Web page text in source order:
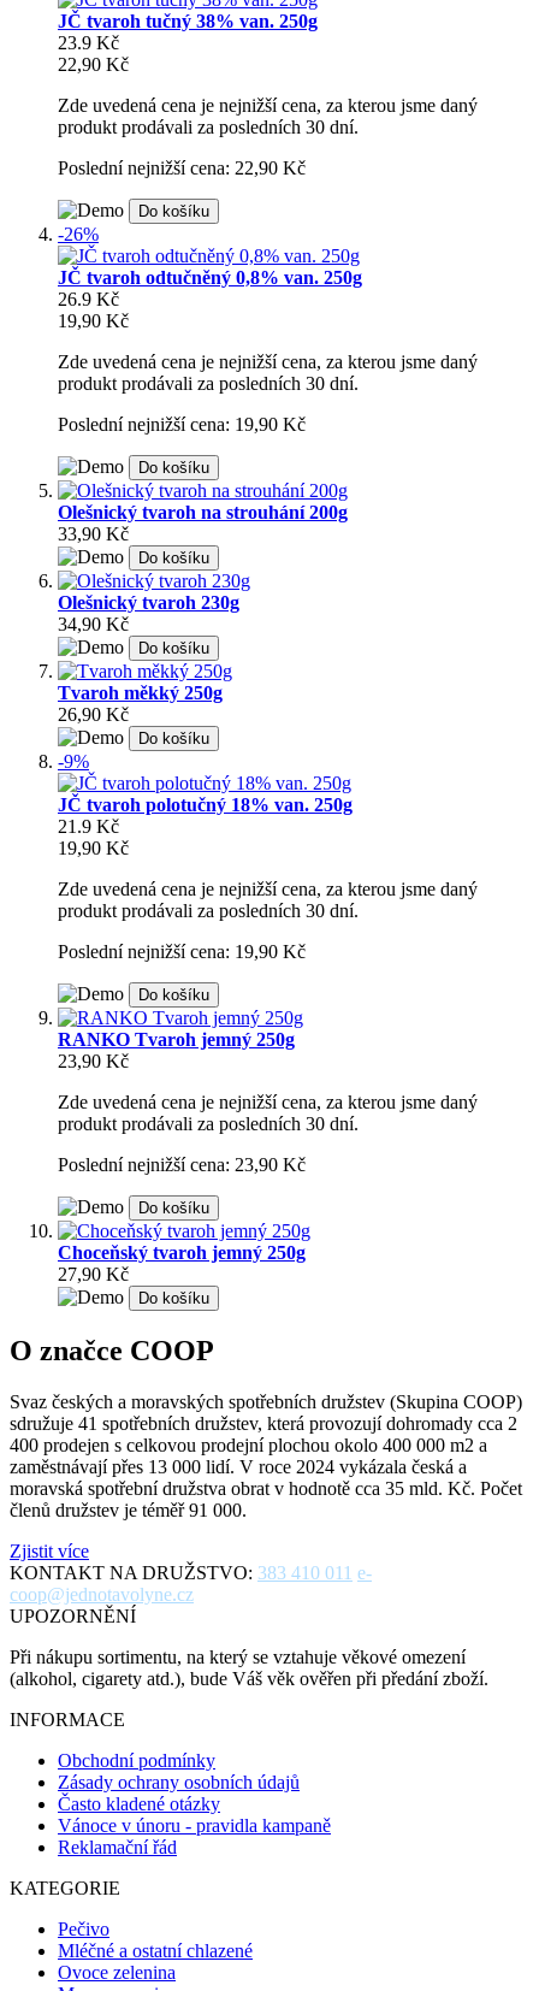
JČ tvaroh tučný 38% van. 250g
23.9 Kč
22,90 Kč
Zde uvedená cena je nejnižší cena, za kterou jsme daný
produkt prodávali za posledních 30 dní.
Poslední nejnižší cena: 22,90 Kč
Do košíku
-26%
JČ tvaroh odtučněný 0,8% van. 250g
26.9 Kč
19,90 Kč
Zde uvedená cena je nejnižší cena, za kterou jsme daný
produkt prodávali za posledních 30 dní.
Poslední nejnižší cena: 19,90 Kč
Do košíku
Olešnický tvaroh na strouhání 200g
33,90 Kč
Do košíku
Olešnický tvaroh 230g
34,90 Kč
Do košíku
Tvaroh měkký 250g
26,90 Kč
Do košíku
-9%
JČ tvaroh polotučný 18% van. 250g
21.9 Kč
19,90 Kč
Zde uvedená cena je nejnižší cena, za kterou jsme daný
produkt prodávali za posledních 30 dní.
Poslední nejnižší cena: 19,90 Kč
Do košíku
RANKO Tvaroh jemný 250g
23,90 Kč
Zde uvedená cena je nejnižší cena, za kterou jsme daný
produkt prodávali za posledních 30 dní.
Poslední nejnižší cena: 23,90 Kč
Do košíku
Choceňský tvaroh jemný 250g
27,90 Kč
Do košíku
O značce COOP
Svaz českých a moravských spotřebních družstev (Skupina COOP)
sdružuje 41 spotřebních družstev, která provozují dohromady cca 2
400 prodejen s celkovou prodejní plochou okolo 400 000 m2 a
zaměstnávají přes 13 000 lidí. V roce 2024 vykázala česká a
moravská spotřební družstva obrat v hodnotě cca 35 mld. Kč. Počet
členů družstev je téměř 91 000.
Zjistit více
KONTAKT NA DRUŽSTVO: 383 410 011 e-
coop@jednotavolyne.cz
UPOZORNĚNÍ
Při nákupu sortimentu, na který se vztahuje věkové omezení
(alkohol, cigarety atd.), bude Váš věk ověřen při předání zboží.
INFORMACE
Obchodní podmínky
Zásady ochrany osobních údajů
Často kladené otázky
Vánoce v únoru - pravidla kampaně
Reklamační řád
KATEGORIE
Pečivo
Mléčné a ostatní chlazené
Ovoce zelenina